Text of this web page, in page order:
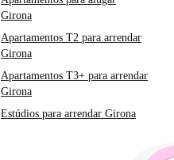
Girona
Apartamentos T2 para arrendar
Girona
Apartamentos T3+ para arrendar
Girona
Estúdios para arrendar Girona